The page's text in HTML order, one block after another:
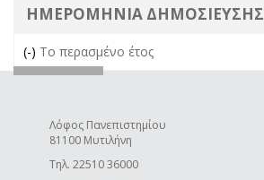
ΗΜΕΡΟΜΗΝΙΑ ΔΗΜΟΣΙΕΥΣΗΣ
(-) Remove Το περασμένο έτος filter
Το περασμένο έτος
Λόφος Πανεπιστημίου
81100 Μυτιλήνη
Τηλ. 22510 36000